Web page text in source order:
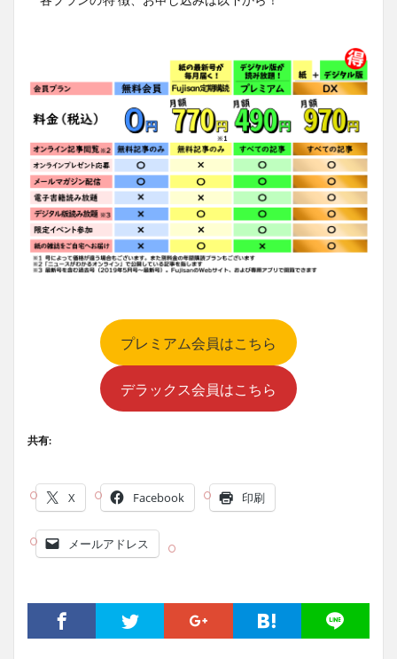
プレミアム会員はこちら
デラックス会員はこちら
共有:
X Facebook 印刷
メールアドレス